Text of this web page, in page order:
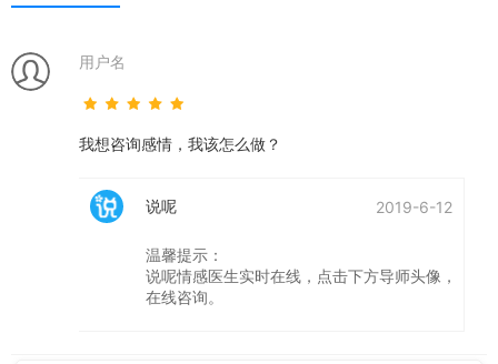
用户名
我想咨询感情，我该怎么做？
说呢 2019-6-12
温馨提示：
说呢情感医生实时在线，点击下方导师头像，
在线咨询。